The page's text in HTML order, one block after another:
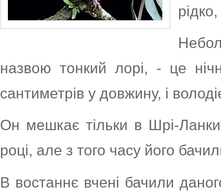
назвою тонкий лорі, - це
сантиметрів у довжину, і
Он мешкає тільки в Шрі-
році, але з того часу його
В востаннє вчені бачили